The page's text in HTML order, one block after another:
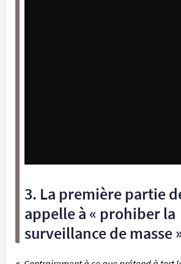
3. La première partie
appelle à « prohiber la
surveillance de masse